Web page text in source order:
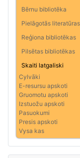
Bērnu bibliotēka
Pielāgotās
Reģiona bibliotēkas
Pilsētas bibliotēkas
Skaiti latgaliski
Cylvāki
E-resursu apskoti
Gruomotu apskoti
Izstuožu apskoti
Pasuokumi
Presis apskoti
Vysa kas